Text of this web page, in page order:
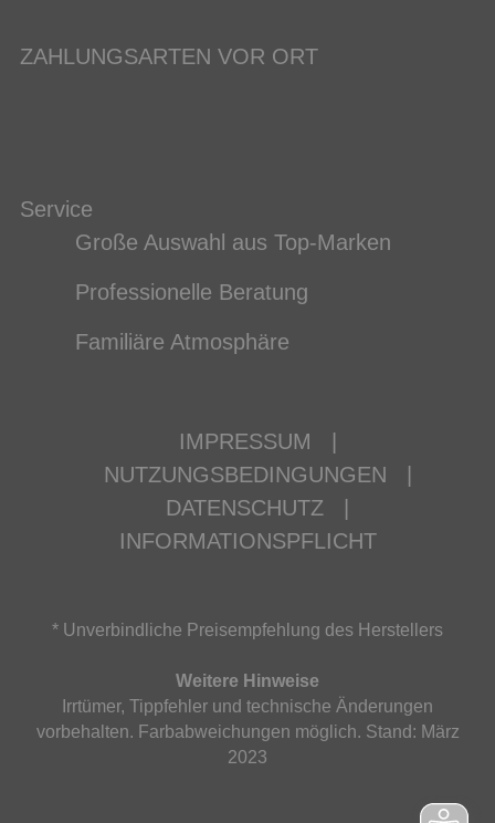
ZAHLUNGSARTEN VOR ORT
Service
Große Auswahl aus Top-Marken
Professionelle Beratung
Familiäre Atmosphäre
IMPRESSUM
NUTZUNGSBEDINGUNGEN
DATENSCHUTZ
INFORMATIONSPFLICHT
* Unverbindliche Preisempfehlung des Herstellers
Weitere Hinweise
Irrtümer, Tippfehler und technische Änderungen
vorbehalten. Farbabweichungen möglich. Stand: März
2023